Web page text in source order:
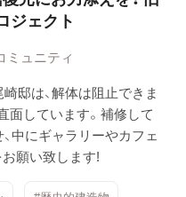
ジェクト
ミュニティ
邸は、解体は阻止できま
面しています。補修して
中にギャラリーやカフェ
願い致します!